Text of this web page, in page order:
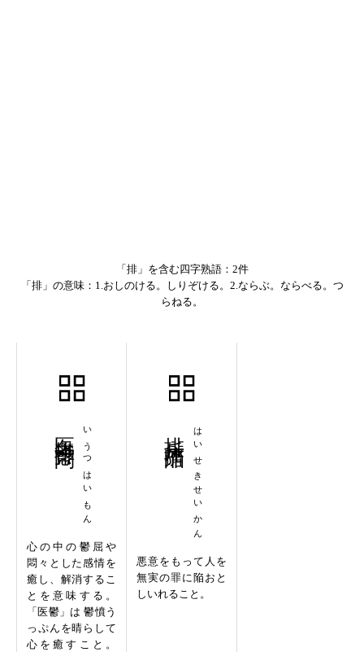
「排」を含む四字熟語：2件
「排」の意味：1.おしのける。しりぞける。2.ならぶ。ならべる。つ
らねる。
いうつはいもん
心の中の鬱屈や
悶々とした感情を
癒し、解消するこ
とを意味する。
「医鬱」は 鬱憤う
っぷんを晴らして
心を癒すこと。
はいせきせいかん
悪意をもって人を
無実の罪に陥おと
しいれること。